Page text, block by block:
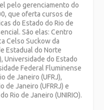
pelo gerenciamento do
que oferta cursos de
do Estado do Rio de
São elas: Centro
Celso Suckow da
Estadual do Norte
Universidade do Estado
Federal Fluminense
de Janeiro (UFRJ),
de Janeiro (UFRRJ) e
Rio de Janeiro (UNIRIO).